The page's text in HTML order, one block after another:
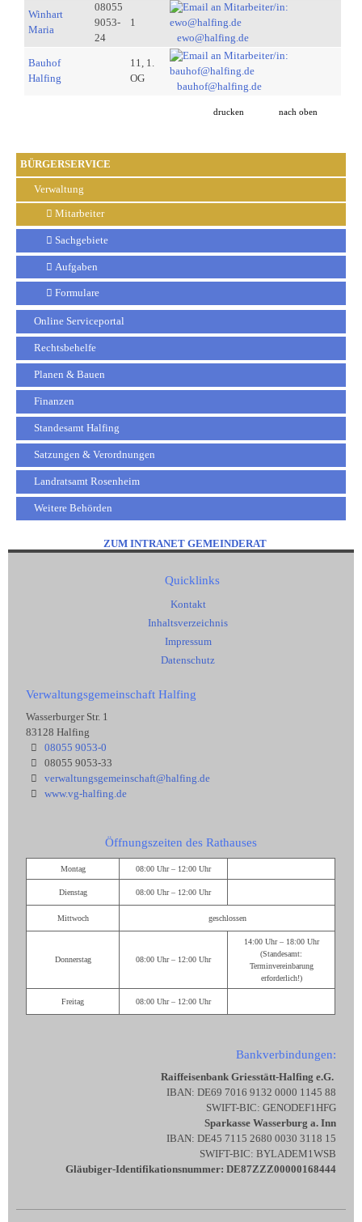
BÜRGERSERVICE
Verwaltung
Mitarbeiter
Sachgebiete
Aufgaben
Formulare
Online Serviceportal
Rechtsbehelfe
Planen & Bauen
Finanzen
Standesamt Halfing
Satzungen & Verordnungen
Landratsamt Rosenheim
Weitere Behörden
Winhart
Maria
08055
9053-
24
1
ewo@halfing.de
Bauhof
Halfing
11, 1.
OG
bauhof@halfing.de
drucken nach oben
ZUM INTRANET GEMEINDERAT
Quicklinks
Kontakt
Inhaltsverzeichnis
Impressum
Datenschutz
Verwaltungsgemeinschaft Halfing
Wasserburger Str. 1
83128 Halfing
08055 9053-0
08055 9053-33
verwaltungsgemeinschaft@halfing.de
www.vg-halfing.de
Öffnungszeiten des Rathauses
Montag 08:00 Uhr – 12:00 Uhr
Dienstag 08:00 Uhr – 12:00 Uhr
Mittwoch geschlossen
Donnerstag 08:00 Uhr – 12:00 Uhr
14:00 Uhr – 18:00 Uhr
(Standesamt:
Terminvereinbarung
erforderlich!)
Freitag 08:00 Uhr – 12:00 Uhr
Bankverbindungen:
Raiffeisenbank Griesstätt-Halfing e.G.
IBAN: DE69 7016 9132 0000 1145 88
SWIFT-BIC: GENODEF1HFG
Sparkasse Wasserburg a. Inn
IBAN: DE45 7115 2680 0030 3118 15
SWIFT-BIC: BYLADEM1WSB
Gläubiger-Identifikationsnummer: DE87ZZZ00000168444